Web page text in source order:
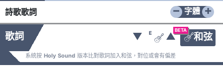
詩歌歌詞 − +
字體
歌詞
BETA
和弦
▼ E
 ▲
系統按 Holy Sound 版本比對歌詞加入和弦，對位或會有偏差